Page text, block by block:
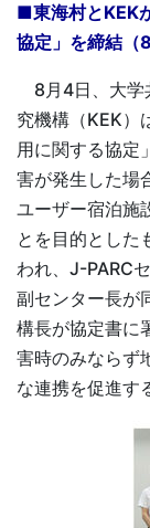
■東海村とKEK
協定」を締結（
8月4日、大学
究機構（KEK）
用に関する協定
害が発生した場
ユーザー宿泊施
とを目的とした
われ、J-PARC
副センター長が
構長が協定書に
害時のみならず
な連携を促進す